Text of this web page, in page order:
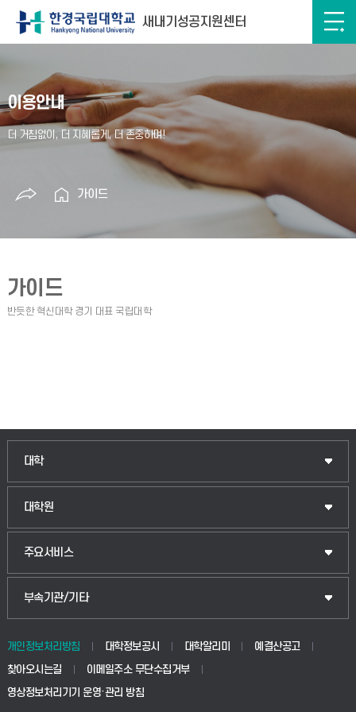
새내기성공지원센터
이용안내
가이드
가이드
대학
인문융합공공인재학부
법경영학부
생명공학부
대학원
일반대학원
산업대학원
공공정책대학원
교육대학원
주요서비스
입학안내
웹메일
학사시스템(전문학사 및 전공심화)
부속기관/기타
중앙도서관
학생생활관(안성)
개인정보처리방침 대학정보공시 대학알리미
예결산공고
찾아오시는길
이메일주소 무단수집거부
영상정보처리기기 운영·관리 방침